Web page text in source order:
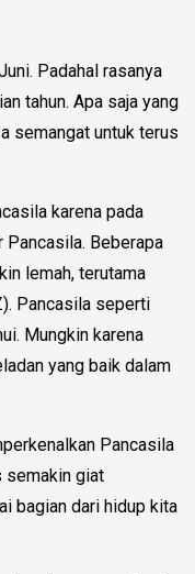
Padahal rasanya
tahun. Apa saja yang
semangat untuk terus
karena pada
Beberapa
lemah, terutama
Pancasila seperti
Mungkin karena
yang baik dalam
Pancasila
semakin giat
bagian dari hidup kita